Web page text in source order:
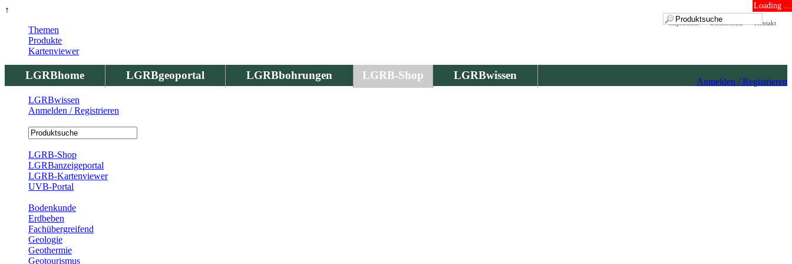
↑ Loading ...
Kontakt
Datenschutz
Impressum
LGRBhome LGRBgeoportal LGRBbohrungen LGRB-Shop LGRBwissen
Anmelden / Registrieren
Themen
Produkte
Kartenviewer
LGRBwissen
Anmelden / Registrieren
LGRB-Shop
LGRBanzeigeportal
LGRB-Kartenviewer
UVB-Portal
Bodenkunde
Erdbeben
Fachübergreifend
Geologie
Geothermie
Geotourismus